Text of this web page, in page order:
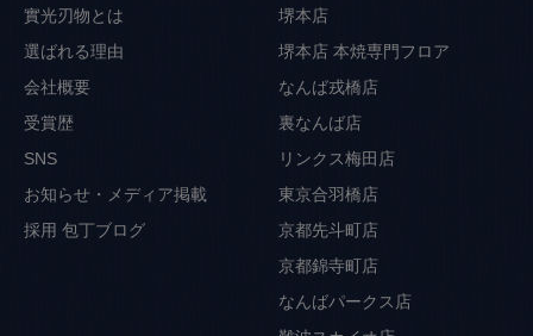
實光刃物とは
選ばれる理由
会社概要
受賞歴
SNS
お知らせ・メディア掲載
採用 包丁ブログ
堺本店
堺本店 本焼専門フロア
なんば戎橋店
裏なんば店
リンクス梅田店
東京合羽橋店
京都先斗町店
京都錦寺町店
なんばパークス店